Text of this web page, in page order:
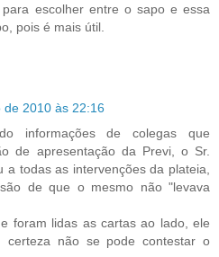
escolher entre o sapo e essa
pois é mais útil.
de 2010 às 22:16
informações de colegas que
de apresentação da Previ, o Sr.
a todas as intervenções da plateia,
de que o mesmo não "levava
foram lidas as cartas ao lado, ele
certeza não se pode contestar o